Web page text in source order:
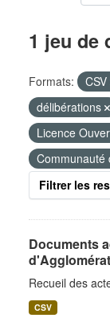
1 jeu de
Formats: CSV
délibérations
Licence
Communauté
Filtrer les
Documents
Recueil des
CSV